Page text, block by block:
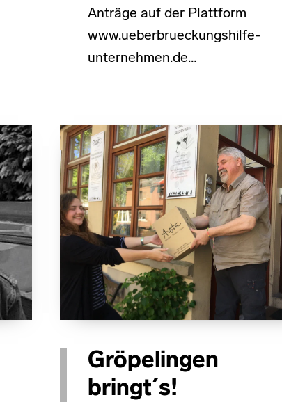
Anträge auf der Plattform
www.ueberbrueckungshilfe-
unternehmen.de…
Gröpelingen
bringt´s!